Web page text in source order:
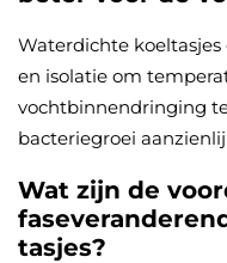
Waterdichte
en isolatie om
vochtbinnendringing
bacteriegroei
Wat zijn de
tasjes?